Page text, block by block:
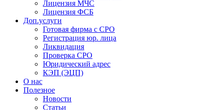
Лицензия МЧС
Лицензия ФСБ
Доп.услуги
Готовая фирма с СРО
Регистрация юр. лица
Ликвидация
Проверка СРО
Юридический адрес
КЭП (ЭЦП)
О нас
Полезное
Новости
Статьи